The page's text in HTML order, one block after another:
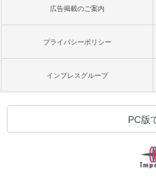
広告掲載のご案内
プライバシーポリシー
インプレスグループ
PC版